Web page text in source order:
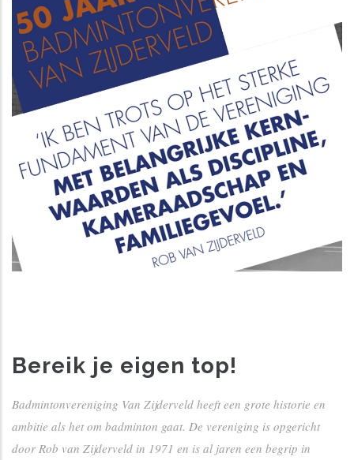
Bereik je eigen top!
Badmintonvereniging Van Zijderveld heeft een grote historie en
ambitie als het om badminton gaat. De vereniging is opgericht
door Rob van Zijderveld in 1971 en is al jaren een begrip in